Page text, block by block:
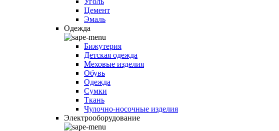
Цемент
Эмаль
Одежда
Бижутерия
Детская одежда
Меховые изделия
Обувь
Одежда
Сумки
Ткань
Чулочно-носочные изделия
Электрооборудование